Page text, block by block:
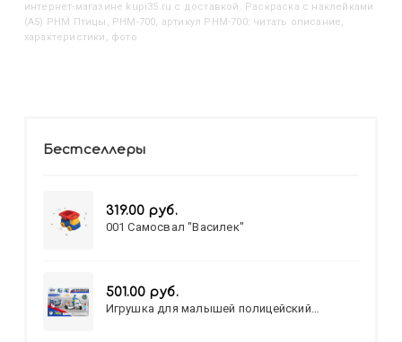
интернет-магазине kupi35.ru с доставкой. Раскраска с наклейками
(А5) РНМ Птицы, РНМ-700, артикул РНМ-700: читать описание,
характеристики, фото
Бестселлеры
319.00 руб.
001 Самосвал "Василек"
501.00 руб.
Игрушка для малышей полицейский